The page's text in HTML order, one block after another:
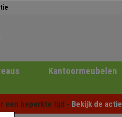
Kantoormeubelen
een beperkte tijd - Bekijk de actie